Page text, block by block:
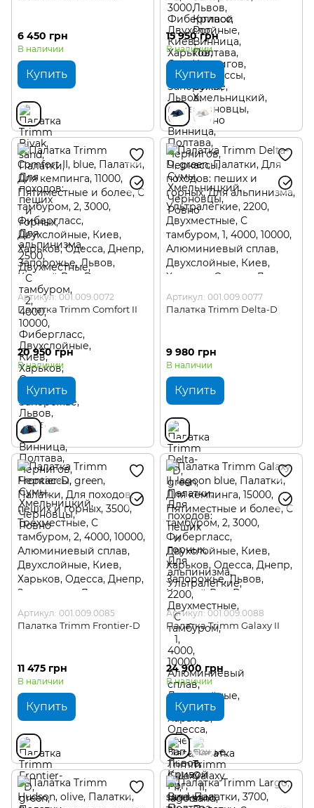
6 450 грн
В наличии
Купить
15 950 грн
В наличии
Купить
Артикул: 001.009.0072
Палатка Trimm Comfort II
20 950 грн
В наличии
Купить
Артикул: 001.009.0077
Палатка Trimm Delta-D
9 980 грн
В наличии
Купить
Артикул: 001.009.0085
Палатка Trimm Frontier-D
11 475 грн
В наличии
Купить
Артикул: 001.009.0088
Палатка Trimm Galaxy II
24 900 грн
В наличии
Купить